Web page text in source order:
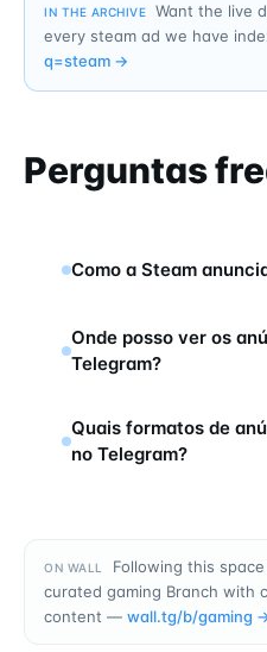
IN THE ARCHIVE
Want the live
every steam ad we have
q=steam →
Perguntas
Como a Steam
Onde posso ver os
Telegram?
Quais formatos de
no Telegram?
ON WALL
Following this
curated gaming Branch with
content — wall.tg/b/gaming